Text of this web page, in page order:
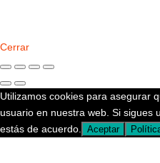
Cerrar
Utilizamos cookies para asegurar
usuario en nuestra web. Si sigues
estás de acuerdo.
Aceptar